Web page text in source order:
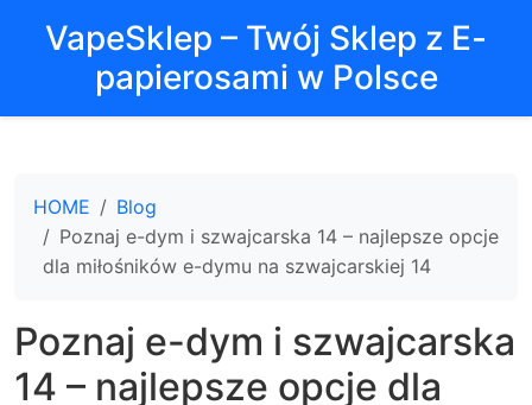
VapeSklep – Twój Sklep z E-
papierosami w Polsce
HOME
Blog
Poznaj e-dym i szwajcarska 14 – najlepsze opcje
dla miłośników e-dymu na szwajcarskiej 14
Poznaj e-dym i szwajcarska
14 – najlepsze opcje dla